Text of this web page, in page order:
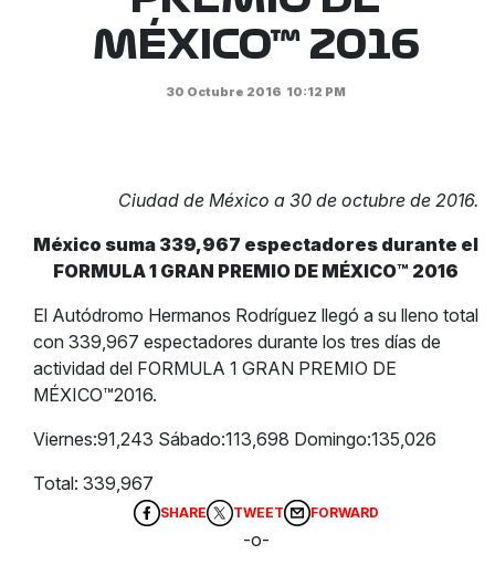
MÉXICO™ 2016
30 Octubre 2016 10:12 PM
Ciudad de México a 30 de octubre de 2016.
México suma 339,967 espectadores durante el
FORMULA 1 GRAN PREMIO DE MÉXICO™ 2016
El Autódromo Hermanos Rodríguez llegó a su lleno total
con 339,967 espectadores durante los tres días de
actividad del FORMULA 1 GRAN PREMIO DE
MÉXICO™2016.
Viernes:91,243 Sábado:113,698 Domingo:135,026
Total: 339,967
SHARE TWEET FORWARD
-o-